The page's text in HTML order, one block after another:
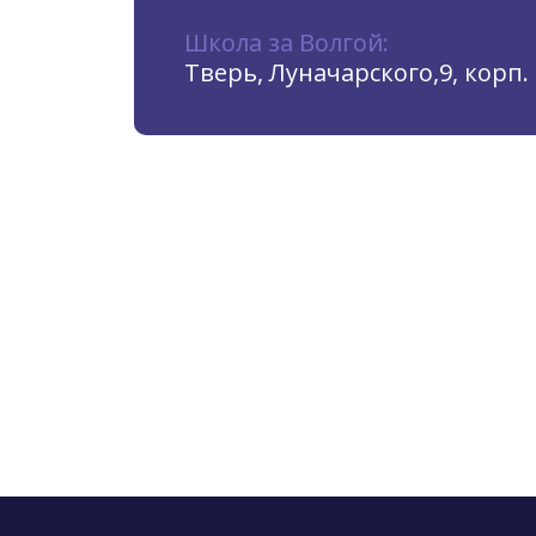
Школа за Волгой:
Тверь, Луначарского,9, корп.